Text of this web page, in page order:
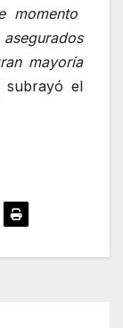
momento
mayoría
subrayó el